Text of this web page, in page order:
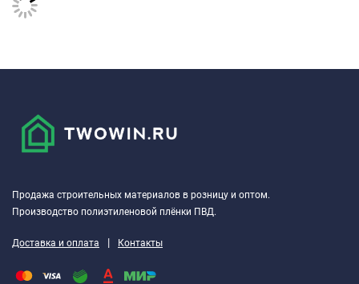
Продажа строительных материалов в розницу и оптом.
Производство полиэтиленовой плёнки ПВД.
Доставка и оплата | Контакты